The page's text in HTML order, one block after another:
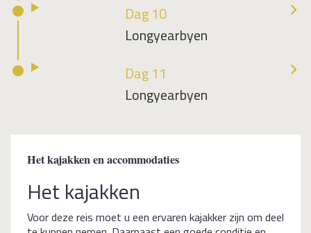
Dag 10
Longyearbyen
Dag 11
Longyearbyen
Het kajakken en accommodaties
Het kajakken
Voor deze reis moet u een ervaren kajakker zijn om deel